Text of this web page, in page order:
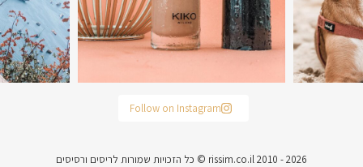
Follow on Instagram
rissim.co.il 2010 - 2026 © כל הזכויות שמורות לריסים ורסיסים